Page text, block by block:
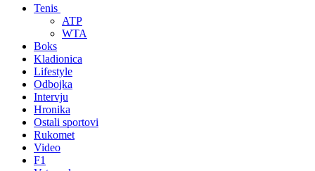
Tenis
ATP
WTA
Boks
Kladionica
Lifestyle
Odbojka
Intervju
Hronika
Ostali sportovi
Rukomet
Video
F1